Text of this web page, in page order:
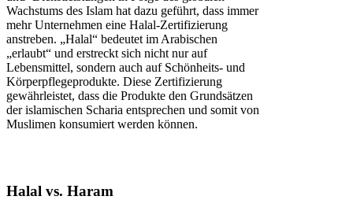
Wachstums des Islam hat dazu geführt, dass immer
mehr Unternehmen eine Halal-Zertifizierung
anstreben. „Halal“ bedeutet im Arabischen
„erlaubt“ und erstreckt sich nicht nur auf
Lebensmittel, sondern auch auf Schönheits- und
Körperpflegeprodukte. Diese Zertifizierung
gewährleistet, dass die Produkte den Grundsätzen
der islamischen Scharia entsprechen und somit von
Muslimen konsumiert werden können.
Halal vs. Haram